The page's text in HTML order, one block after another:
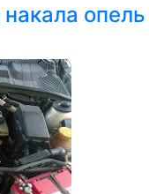
опель